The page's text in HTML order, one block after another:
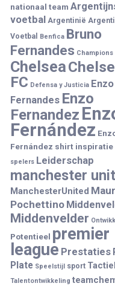
nationaal team
voetbal Argentinië
Voetbal
Benfica Bruno
Fernandes Champions
Chelsea
FC Defensa y Justicia Enzo
Fernandes Enzo
Fernandez
Fernández
Fernández shirt inspiratie
spelers Leiderschap
manchester
ManchesterUnited
Pochettino
Middenvelder
Potentieel premier
league Prestaties
Plate Speelstijl sport
Talentontwikkeling